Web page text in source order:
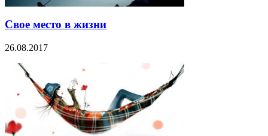
Свое место в жизни
26.08.2017